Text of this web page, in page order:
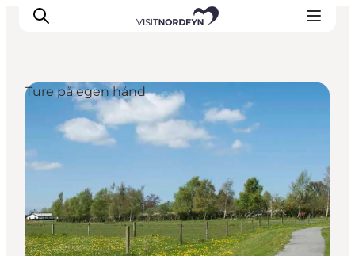
Oplev
Det sker
Spis og drik
Overnatning
Book oplevelser
For børn
Ture på egen hånd